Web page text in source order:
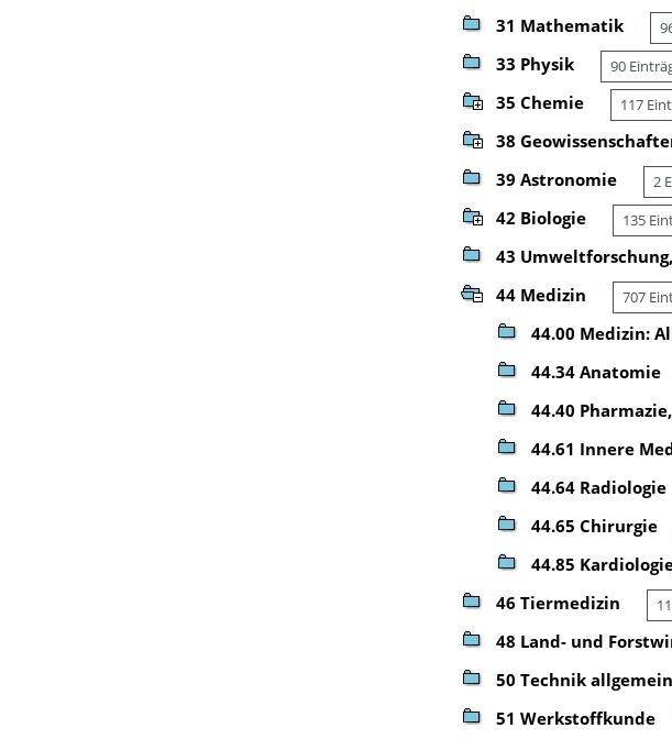
31 Mathematik
33 Physik 90
35 Chemie 117
38
39 Astronomie 2
42 Biologie 135
43
44 Medizin 707
44.00 Medizin:
44.34 Anatomie
44.40
44.61 Innere
44.64 Radiologie
44.65 Chirurgie
44.85
46 Tiermedizin
48 Land- und
50 Technik allgemein
51 Werkstoffkunde